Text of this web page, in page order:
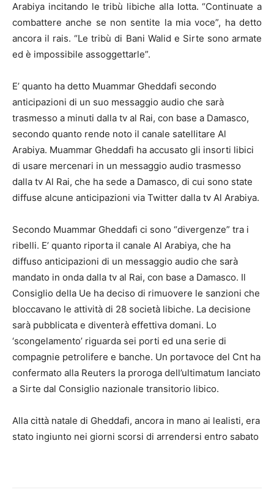
Arabiya incitando le tribù libiche alla lotta. “Continuate a
combattere anche se non sentite la mia voce”, ha detto
ancora il rais. “Le tribù di Bani Walid e Sirte sono armate
ed è impossibile assoggettarle”.
E’ quanto ha detto Muammar Gheddafi secondo
anticipazioni di un suo messaggio audio che sarà
trasmesso a minuti dalla tv al Rai, con base a Damasco,
secondo quanto rende noto il canale satellitare Al
Arabiya. Muammar Gheddafi ha accusato gli insorti libici
di usare mercenari in un messaggio audio trasmesso
dalla tv Al Rai, che ha sede a Damasco, di cui sono state
diffuse alcune anticipazioni via Twitter dalla tv Al Arabiya.
Secondo Muammar Gheddafi ci sono “divergenze” tra i
ribelli. E’ quanto riporta il canale Al Arabiya, che ha
diffuso anticipazioni di un messaggio audio che sarà
mandato in onda dalla tv al Rai, con base a Damasco. Il
Consiglio della Ue ha deciso di rimuovere le sanzioni che
bloccavano le attività di 28 società libiche. La decisione
sarà pubblicata e diventerà effettiva domani. Lo
‘scongelamento’ riguarda sei porti ed una serie di
compagnie petrolifere e banche. Un portavoce del Cnt ha
confermato alla Reuters la proroga dell’ultimatum lanciato
a Sirte dal Consiglio nazionale transitorio libico.
Alla città natale di Gheddafi, ancora in mano ai lealisti, era
stato ingiunto nei giorni scorsi di arrendersi entro sabato